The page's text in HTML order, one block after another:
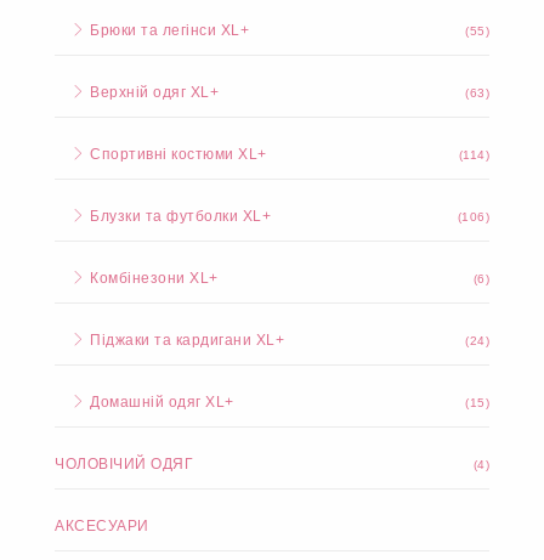
Брюки та легінси XL+ (55)
Верхній одяг XL+ (63)
Спортивні костюми XL+ (114)
Блузки та футболки XL+ (106)
Комбінезони XL+ (6)
Піджаки та кардигани XL+ (24)
Домашній одяг XL+ (15)
ЧОЛОВІЧИЙ ОДЯГ (4)
АКСЕСУАРИ